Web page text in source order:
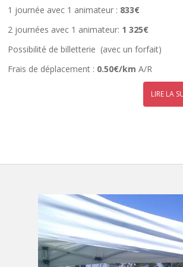
1 journée avec 1 animateur : 833€
2 journées avec 1 animateur: 1 325€
Possibilité de billetterie (avec un forfait)
Frais de déplacement : 0.50€/km A/R
LIRE LA